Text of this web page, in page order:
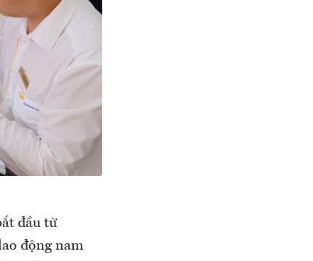
đầu từ
động nam